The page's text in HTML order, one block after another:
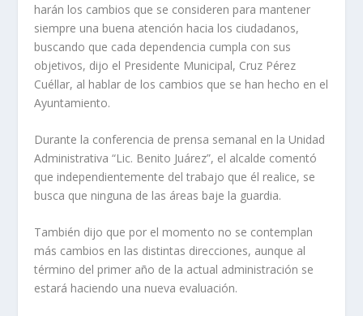
harán los cambios que se consideren para mantener
siempre una buena atención hacia los ciudadanos,
buscando que cada dependencia cumpla con sus
objetivos, dijo el Presidente Municipal, Cruz Pérez
Cuéllar, al hablar de los cambios que se han hecho en el
Ayuntamiento.
Durante la conferencia de prensa semanal en la Unidad
Administrativa “Lic. Benito Juárez”, el alcalde comentó
que independientemente del trabajo que él realice, se
busca que ninguna de las áreas baje la guardia.
También dijo que por el momento no se contemplan
más cambios en las distintas direcciones, aunque al
término del primer año de la actual administración se
estará haciendo una nueva evaluación.